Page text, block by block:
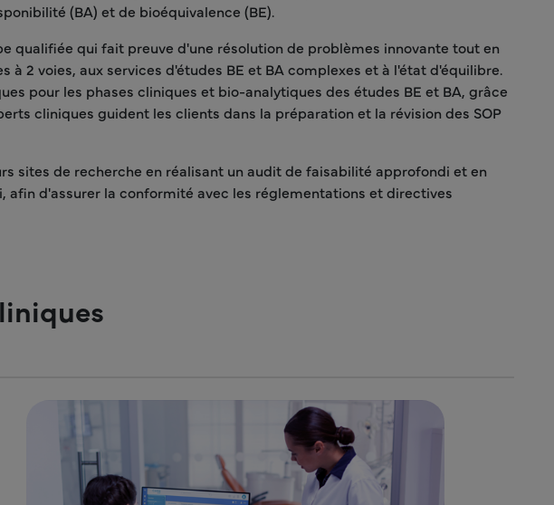
(BA) et de bioéquivalence (BE).
qualifiée qui fait preuve d'une résolution de problèmes innovante tout en
2 voies, aux services d'études BE et BA complexes et à l'état d'équilibre.
pour les phases cliniques et bio-analytiques des études BE et BA, grâce
cliniques guident les clients dans la préparation et la révision des SOP
sites de recherche en réalisant un audit de faisabilité approfondi et en
afin d'assurer la conformité avec les réglementations et directives